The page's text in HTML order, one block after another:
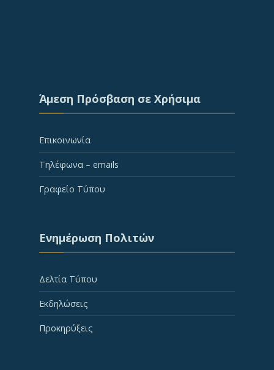
Άμεση Πρόσβαση σε Χρήσιμα
Επικοινωνία
Τηλέφωνα – emails
Γραφείο Τύπου
Ενημέρωση Πολιτών
Δελτία Τύπου
Εκδηλώσεις
Προκηρύξεις